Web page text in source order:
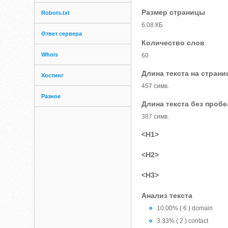
Robots.txt
Ответ сервера
Whois
Хостинг
Разное
Размер страницы
6.08 КБ
Количество слов
60
Длина текста на
457 симв.
Длина текста без
387 симв.
<H1>
<H2>
<H3>
Анализ текста
10.00% ( 6 ) domain
3.33% ( 2 ) contact